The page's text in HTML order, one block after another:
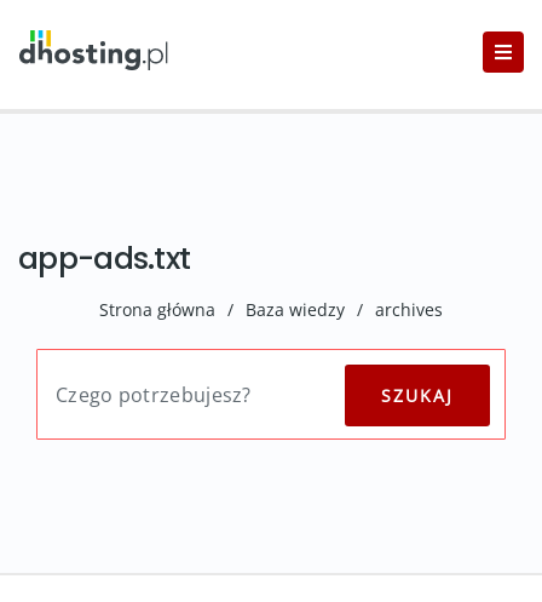
app-ads.txt
Strona główna / Baza wiedzy / archives